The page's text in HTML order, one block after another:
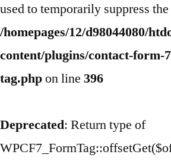
used to temporarily suppress
/homepages/12/d98044080/
content/plugins/contact-form-
tag.phpon line 396
Deprecated: Return type of